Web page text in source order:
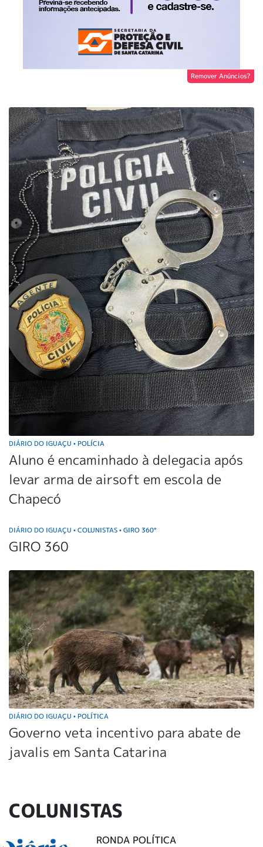
Remover Anúncios?
DIÁRIO DO IGUAÇU • POLÍCIA
Aluno é encaminhado à delegacia após
levar arma de airsoft em escola de
Chapecó
DIÁRIO DO IGUAÇU • COLUNISTAS • GIRO 360°
GIRO 360
DIÁRIO DO IGUAÇU • POLÍTICA
Governo veta incentivo para abate de
javalis em Santa Catarina
COLUNISTAS
RONDA POLÍTICA